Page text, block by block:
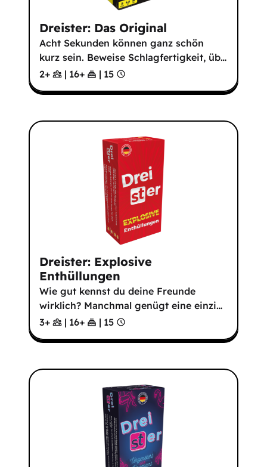
Dreister: Das Original
Acht Sekunden können ganz schön
kurz sein. Beweise Schlagfertigkeit, üb…
2+
| 16+ | 15
Dreister: Explosive
Enthüllungen
Wie gut kennst du deine Freunde
wirklich? Manchmal genügt eine einzi…
3+
| 16+ | 15